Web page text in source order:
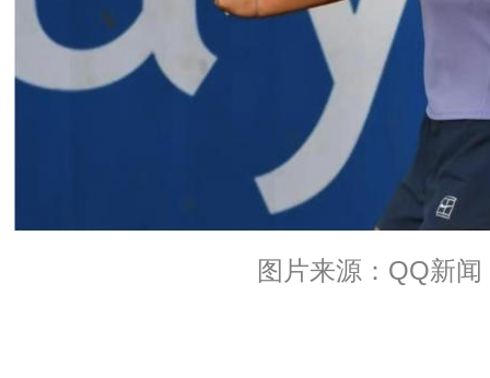
图片来源：QQ新闻